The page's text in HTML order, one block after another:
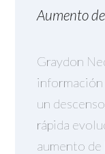
Aumento
Graydon
información
un
rápida
aumento de